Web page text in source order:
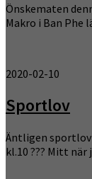
Önskematen
Makro i Ban Phe
2020-02-10
Sportlov
Äntligen
kl.10 ??? Mitt när